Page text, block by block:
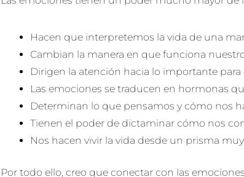
Hacen que interpretemos la vida de una
Cambian la manera en que funciona
Dirigen la atención hacia lo importante para
Las emociones se traducen en hormonas
Determinan lo que pensamos y cómo nos
Tienen el poder de dictaminar cómo nos
Nos hacen vivir la vida desde un prisma
Por todo ello, creo que conectar con las